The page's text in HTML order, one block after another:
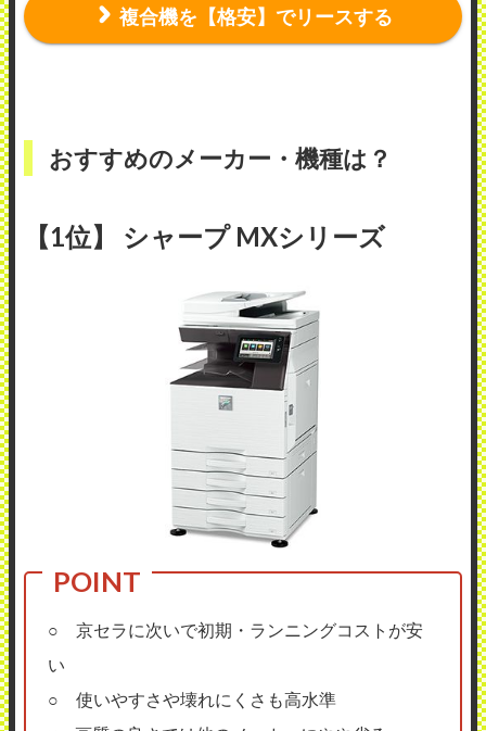
複合機を【格安】でリースする
おすすめのメーカー・機種は？
【1位】 シャープ MXシリーズ
○ 京セラに次いで初期・ランニングコストが安
い
○ 使いやすさや壊れにくさも高水準